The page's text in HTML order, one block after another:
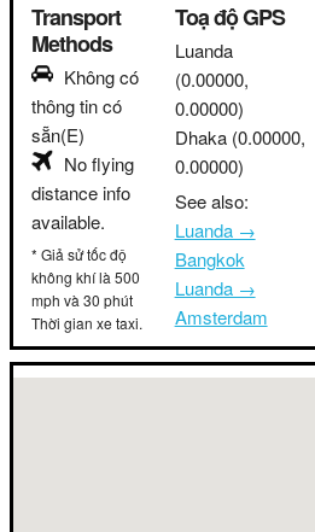
Transport
Methods
Không có
thông tin có
sẵn(E)
No flying
distance info
available.
* Giả sử tốc độ
không khí là 500
mph và 30 phút
Thời gian xe taxi.
Toạ độ GPS
Luanda
(0.00000,
0.00000)
Dhaka (0.00000,
0.00000)
See also:
Luanda →
Bangkok
Luanda →
Amsterdam